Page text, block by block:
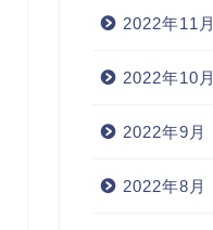
2022年11月
2022年10月
2022年9月
2022年8月